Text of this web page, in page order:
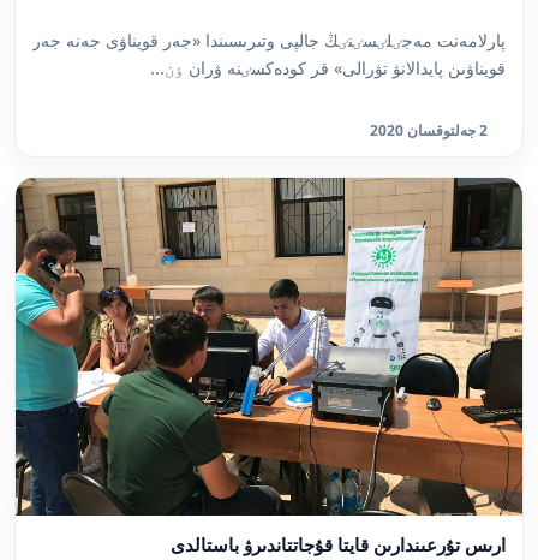
پارلامەنت مەجٸلٸسٸنٸڭ جالپى وتىرىسىندا «جەر قويناۋى جەنە جەر
قويناۋىن پايدالانۋ تۋرالى» قر كودەكسٸنە ۋران ٶن...
2 جەلتوقسان 2020
ارىس تۇرعىندارىن قايتا قۇجاتتاندىرۋ باستالدى